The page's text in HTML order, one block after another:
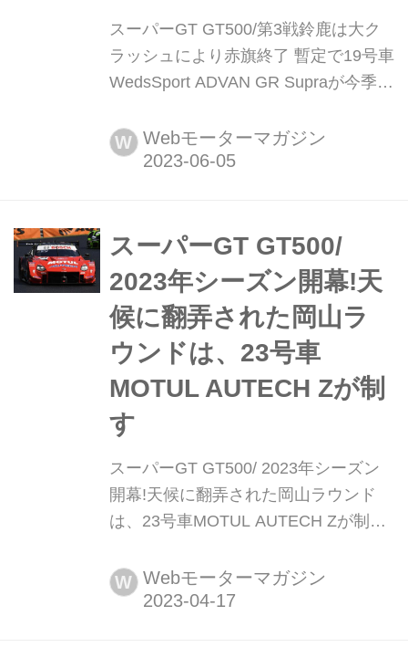
スーパーGT GT500/第3戦鈴鹿は大ク
ラッシュにより赤旗終了 暫定で19号車
WedsSport ADVAN GR Supraが今季初
で2023 AUTOBACS SUPER GT
Round3 SUZUKA GT 450km RACEの
WedsSport ADVAN GR Supraが制し
た。2位に36号車au ...
W Webモーターマガジン
スーパーGT GT500/
2023年シーズン開幕!天
候に翻弄された岡山ラ
ウンドは、23号車
MOTUL AUTECH Zが制
す
スーパーGT GT500/ 2023年シーズン
開幕!天候に翻弄された岡山ラウンド
は、23号車MOTUL AUTECH Zが制す
際サーキットで2023 AUTOBACS
SUPER GT Round1 OKAYAMA GT
W Webモーターマガジン